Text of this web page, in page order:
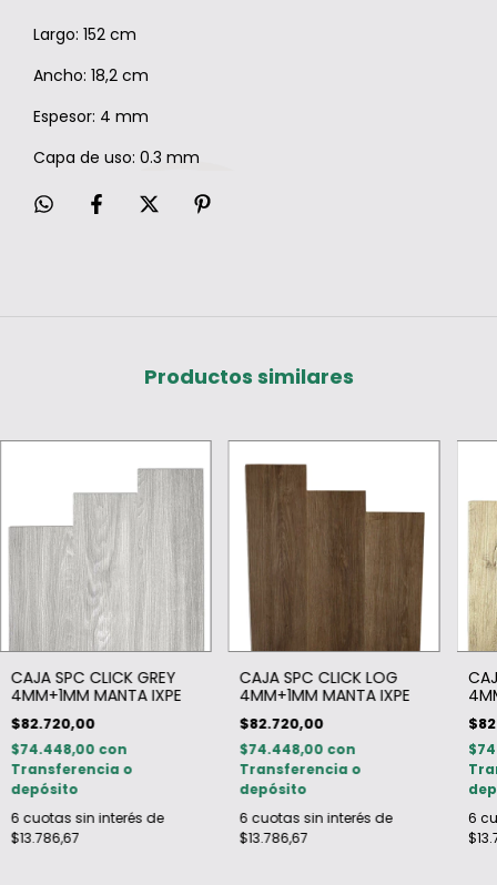
Largo: 152 cm
Ancho: 18,2 cm
Espesor: 4 mm
Capa de uso: 0.3 mm
Productos similares
CAJA SPC CLICK GREY
4MM+1MM MANTA IXPE
$82.720,00
$74.448,00 con
Transferencia o
depósito
6 cuotas sin interés de
$13.786,67
CAJA SPC CLICK LOG
4MM+1MM MANTA IXPE
$82.720,00
$74.448,00 con
Transferencia o
depósito
6 cuotas sin interés de
$13.786,67
6